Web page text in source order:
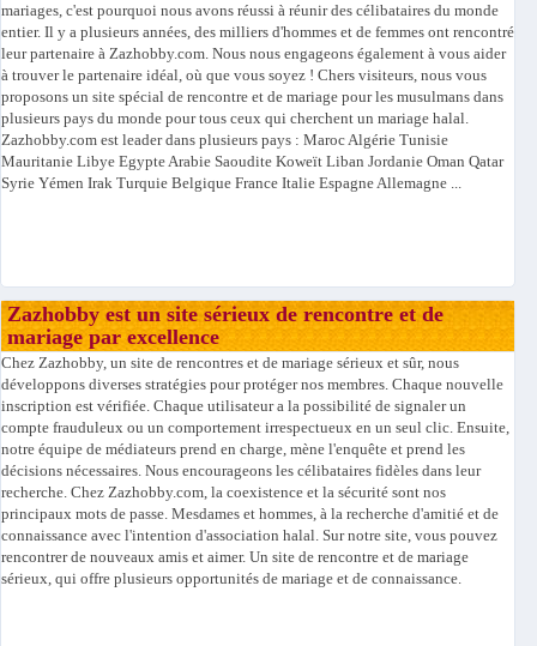
mariages, c'est pourquoi nous avons réussi à réunir des célibataires du monde
entier. Il y a plusieurs années, des milliers d'hommes et de femmes ont rencontré
leur partenaire à Zazhobby.com. Nous nous engageons également à vous aider
à trouver le partenaire idéal, où que vous soyez ! Chers visiteurs, nous vous
proposons un site spécial de rencontre et de mariage pour les musulmans dans
plusieurs pays du monde pour tous ceux qui cherchent un mariage halal.
Zazhobby.com est leader dans plusieurs pays : Maroc Algérie Tunisie
Mauritanie Libye Egypte Arabie Saoudite Koweït Liban Jordanie Oman Qatar
Syrie Yémen Irak Turquie Belgique France Italie Espagne Allemagne ...
Zazhobby est un site sérieux de rencontre et de
mariage par excellence
Chez Zazhobby, un site de rencontres et de mariage sérieux et sûr, nous
développons diverses stratégies pour protéger nos membres. Chaque nouvelle
inscription est vérifiée. Chaque utilisateur a la possibilité de signaler un
compte frauduleux ou un comportement irrespectueux en un seul clic. Ensuite,
notre équipe de médiateurs prend en charge, mène l'enquête et prend les
décisions nécessaires. Nous encourageons les célibataires fidèles dans leur
recherche. Chez Zazhobby.com, la coexistence et la sécurité sont nos
principaux mots de passe. Mesdames et hommes, à la recherche d'amitié et de
connaissance avec l'intention d'association halal. Sur notre site, vous pouvez
rencontrer de nouveaux amis et aimer. Un site de rencontre et de mariage
sérieux, qui offre plusieurs opportunités de mariage et de connaissance.